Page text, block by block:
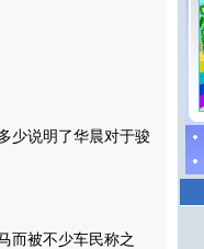
少说明了华晨对于骏
而被不少车民称之